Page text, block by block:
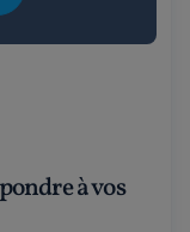
à vos